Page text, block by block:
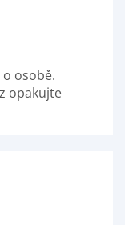
osobě.
opakujte